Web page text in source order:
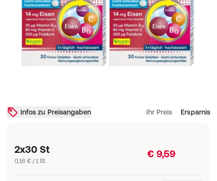
Infos zu Preisangaben Ihr Preis Ersparnis
2x30 St
0,16 € / 1 St.
€ 9,59